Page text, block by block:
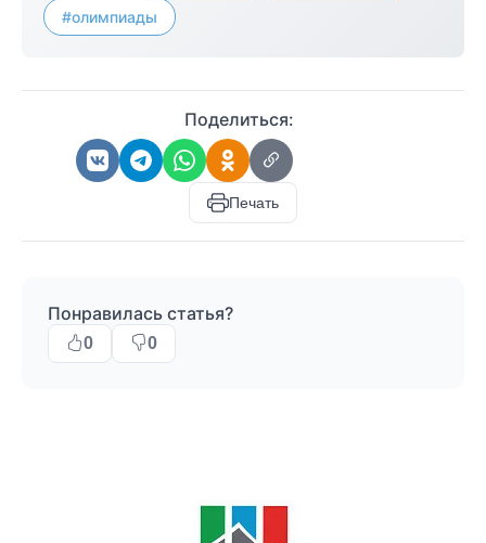
#олимпиады
Поделиться:
Печать
Понравилась статья?
0 0